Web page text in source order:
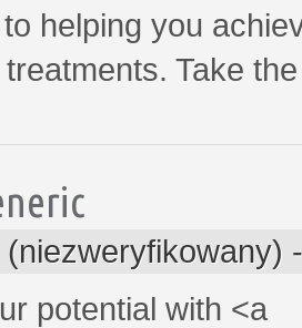
helping you
Take
(niezweryfikowany)
potential with <a